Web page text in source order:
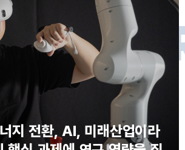
VATO
S
지 전환, AI, 미래산업이라